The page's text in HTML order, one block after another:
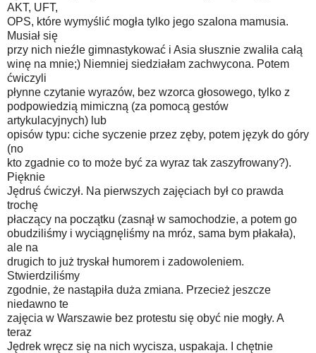
AKT, UFT,
OPS, które wymyślić mogła tylko jego szalona mamusia.
Musiał się
przy nich nieźle gimnastykować i Asia słusznie zwaliła całą
winę na mnie;) Niemniej siedziałam zachwycona. Potem
ćwiczyli
płynne czytanie wyrazów, bez wzorca głosowego, tylko z
podpowiedzią mimiczną (za pomocą gestów
artykulacyjnych) lub
opisów typu: ciche syczenie przez zęby, potem język do góry
(no
kto zgadnie co to może być za wyraz tak zaszyfrowany?).
Pięknie
Jędruś ćwiczył. Na pierwszych zajęciach był co prawda
trochę
płaczący na początku (zasnął w samochodzie, a potem go
obudziliśmy i wyciągnęliśmy na mróz, sama bym płakała),
ale na
drugich to już tryskał humorem i zadowoleniem.
Stwierdziliśmy
zgodnie, że nastąpiła duża zmiana. Przecież jeszcze
niedawno te
zajęcia w Warszawie bez protestu się obyć nie mogły. A
teraz
Jędrek wręcz się na nich wycisza, uspakaja. I chętnie